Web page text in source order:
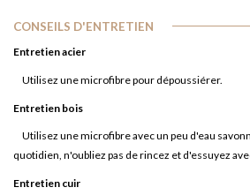
CONSEILS D'ENTRETIEN
Entretien acier
Utilisez une microfibre pour dépoussiérer.
Entretien bois
Utilisez une microfibre avec un peu d'eau
quotidien, n'oubliez pas de rincez et d'essuyez
Entretien cuir